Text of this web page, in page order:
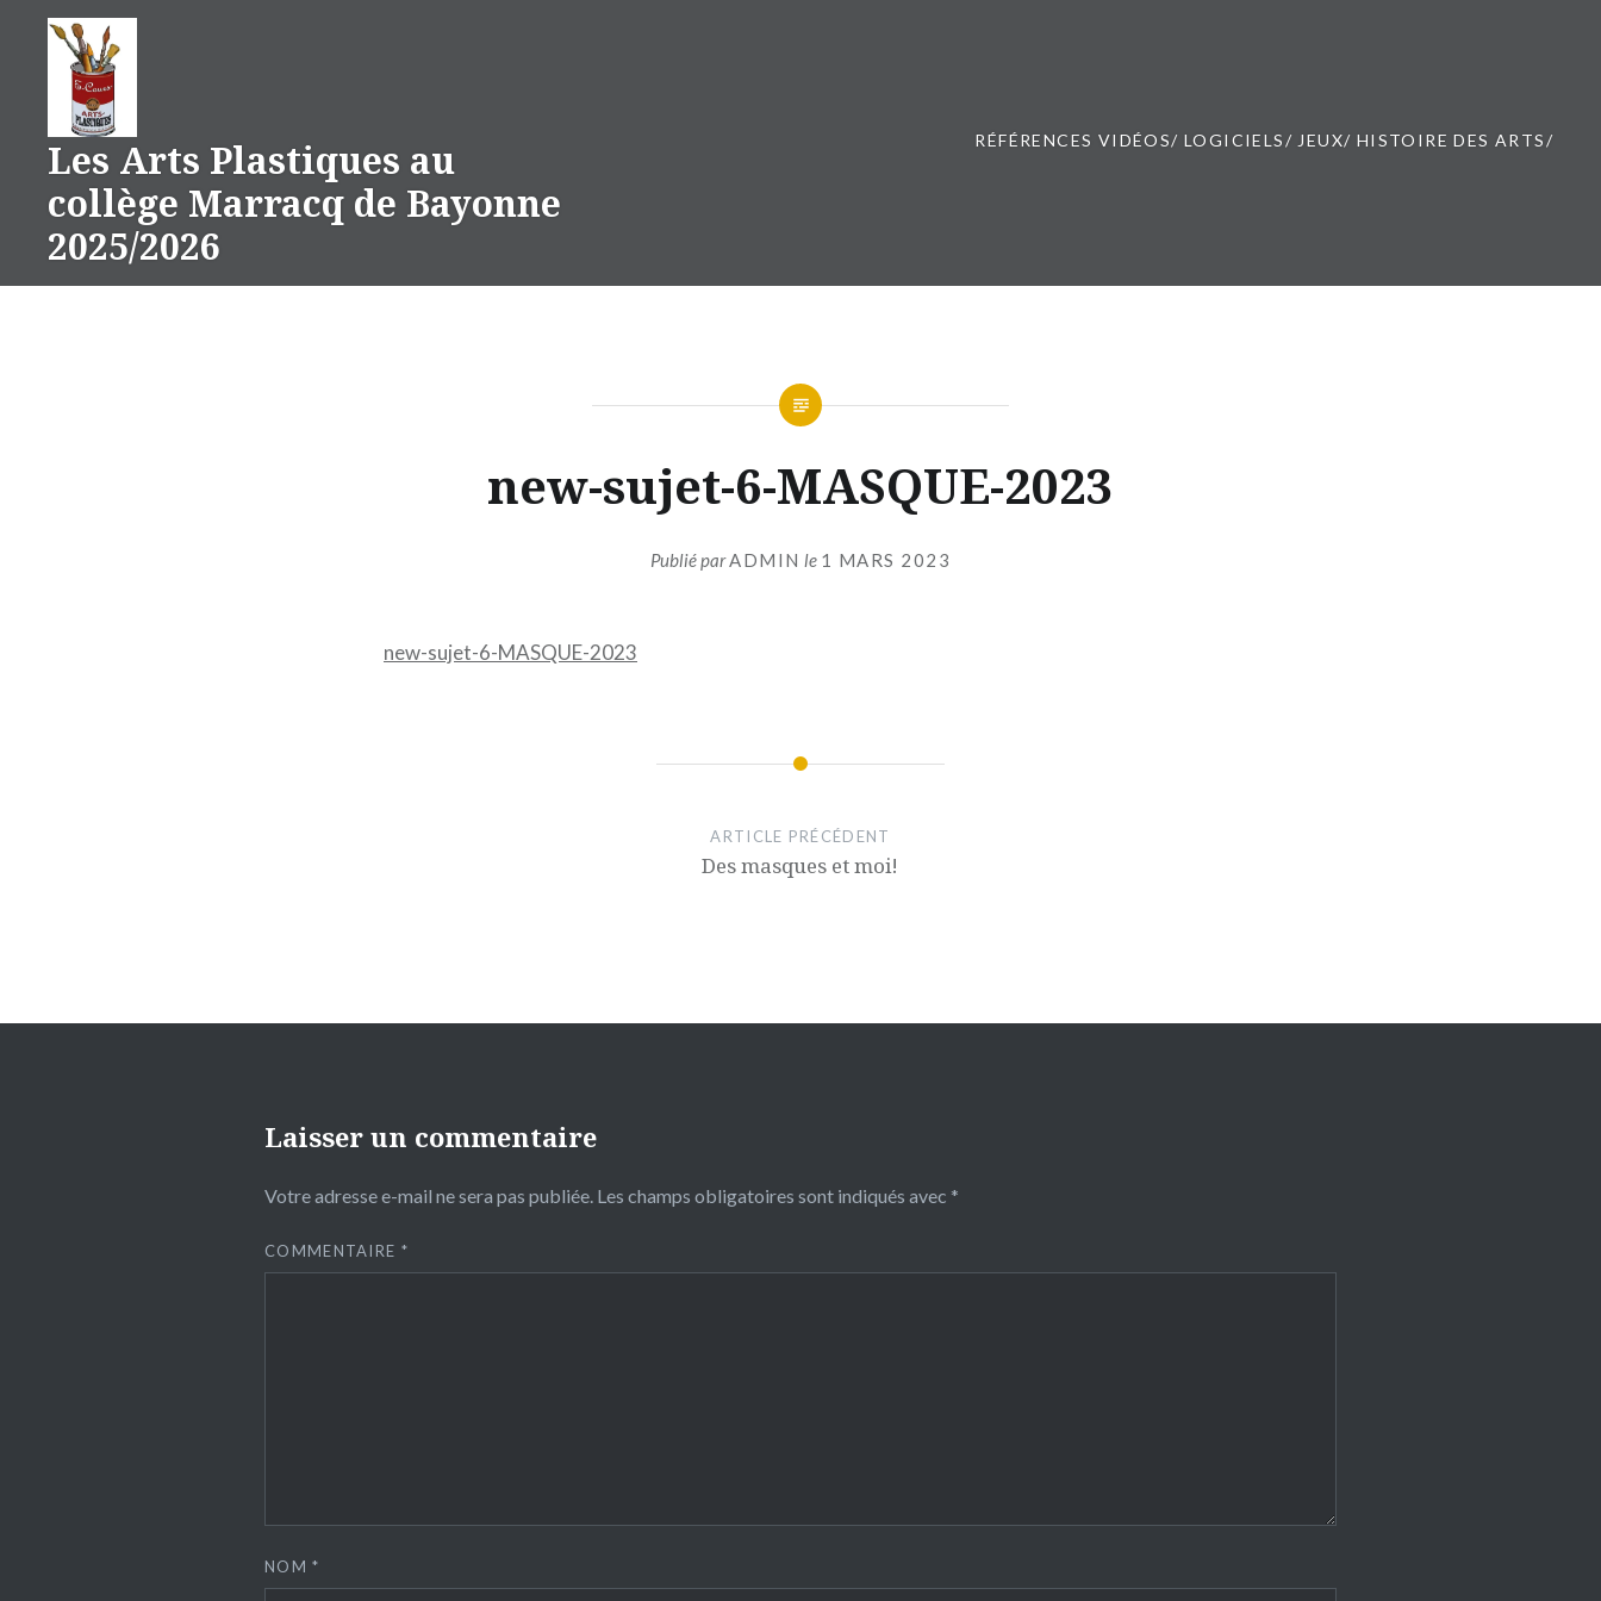
Les Arts Plastiques au
collège Marracq de Bayonne
2025/2026
RÉFÉRENCES VIDÉOS/ LOGICIELS/ JEUX/ HISTOIRE DES ARTS/
new-sujet-6-MASQUE-2023
Publié parADMIN le 1 MARS 2023
new-sujet-6-MASQUE-2023
ARTICLE PRÉCÉDENT
Des masques et moi!
Laisser un commentaire
Votre adresse e-mail ne sera pas publiée. Les champs obligatoires sont indiqués avec *
COMMENTAIRE *
NOM*